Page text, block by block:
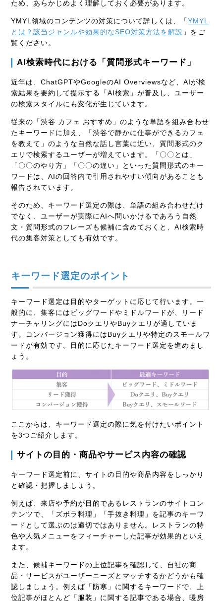
ため、あらかじめよく理解しておく必要があります。
YMYL領域のコンテンツの対策について詳しくは、「YMYL
とは？該当ジャンルや効果的なSEO対策方法を解説 」をご
覧ください。
AI検索時代における「質問形式キーワード」
近年は、ChatGPTやGoogleのAI Overviewsなど、AIが検
索結果を要約して提示する「AI検索」が普及し、ユーザー
の検索スタイルにも変化が生じています。
従来の「渋谷 カフェ おすすめ」のような単語を組み合わせ
たキーワードに加え、「渋谷で静かに仕事ができるカフェ
を教えて」のような自然な話し言葉に近い、質問形式のク
エリで検索するユーザーが増えています。「〇〇とは」
「〇〇のやり方」「〇〇の違い」といった質問形式のキー
ワードは、AIの回答内で引用されやすい傾向があることも
報告されています。
そのため、キーワード選定の際は、単語の組み合わせだけ
でなく、ユーザーが実際にAIへ問いかけるであろう自然
文・質問形式のフレーズも候補に含めておくと、AI検索時
代の集客対策としても有効です。
キーワード選定のポイント
キーワード選定は目的やターゲットに応じて行います。一
般的に、集客にはビッグワードやミドルワードが、リード
ナーチャリングにはDoクエリやBuyクエリが適していま
す。コンバージョン獲得にはBuyクエリや特定のスモールワ
ードが有効です。目的に応じたキーワード選定を進めまし
ょう。
ここからは、キーワード選定の際に気を付けたいポイント
を3つご紹介します。
サイトの目的・商品やサービス内容の確認
キーワード選定前に、サイトの目的や商品内容をしっかり
と確認・把握しましょう。
例えば、来店や予約が目的であるレストランのサイトコン
テンツで、「ズボラ料理」「手抜き料理」を記事のキーワ
ードとして選ぶのは適切ではありません。レストランの特
色や人気メニューをフィーチャーした記事が効果的といえ
ます。
また、候補キーワードの上位記事を確認して、自社の商
品・サービスがユーザーニーズとマッチするかどうかも確
認しましょう。例えば「防寒」に関するキーワードで、上
位記事がほとんど「服装」に関する記事である場合、暖房